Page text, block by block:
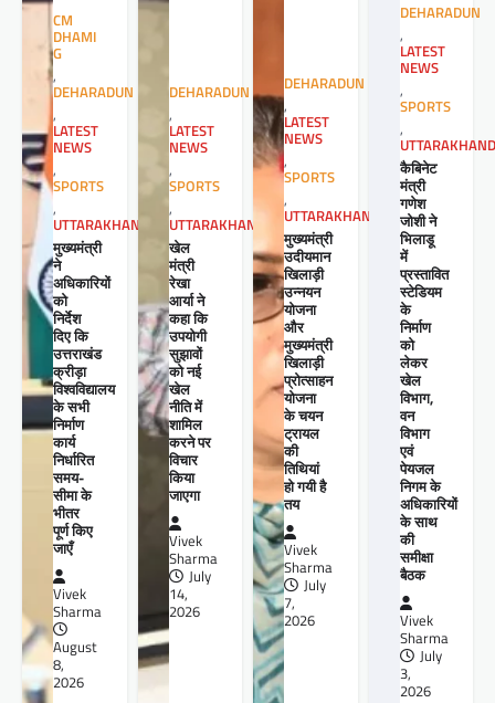
CM
DHAMI
G
,
DEHARADUN
,
LATEST
NEWS
,
SPORTS
,
UTTARAKHAND
मुख्यमंत्री
ने
अधिकारियों
को
निर्देश
दिए कि
उत्तराखंड
क्रीड़ा
विश्वविद्यालय
के सभी
निर्माण
कार्य
निर्धारित
समय-
सीमा के
भीतर
पूर्ण किए
जाएँ
Vivek
Sharma
August
8,
2026
DEHARADUN
,
LATEST
NEWS
,
SPORTS
,
UTTARAKHAND
खेल
मंत्री
रेखा
आर्या ने
कहा कि
उपयोगी
सुझावों
को नई
खेल
नीति में
शामिल
करने पर
विचार
किया
जाएगा
Vivek
Sharma
July
14,
2026
DEHARADUN
,
LATEST
NEWS
,
SPORTS
,
UTTARAKHAND
मुख्यमंत्री
उदीयमान
खिलाड़ी
उन्नयन
योजना
और
मुख्यमंत्री
खिलाड़ी
प्रोत्साहन
योजना
के चयन
ट्रायल
की
तिथियां
हो गयी है
तय
Vivek
Sharma
July
7,
2026
DEHARADUN
,
LATEST
NEWS
,
SPORTS
,
UTTARAKHAND
कैबिनेट
मंत्री
गणेश
जोशी ने
भिलाडू
में
प्रस्तावित
स्टेडियम
के
निर्माण
को
लेकर
खेल
विभाग,
वन
विभाग
एवं
पेयजल
निगम के
अधिकारियों
के साथ
की
समीक्षा
बैठक
Vivek
Sharma
July
3,
2026